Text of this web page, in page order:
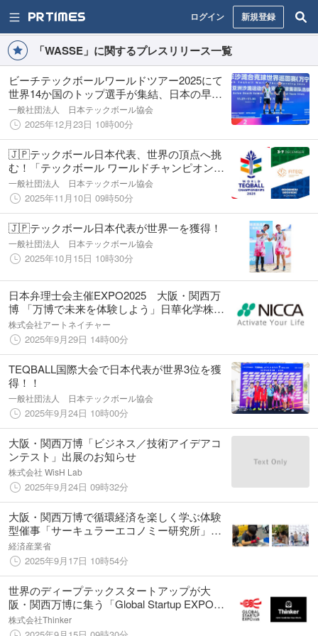
ログイン 新規登録
「WASSE」に関するプレスリリース一覧
ビーチテックボールワールドツアー2025にて
世界14か国のトップ選手が集結、日本の早稲
昭範選手がシングルスカテゴリで世界2位を獲
得！
一般社団法人 日本テックボール協会
2025年12月23日 10時00分
🇯🇵テックボール日本代表、世界の頂点へ挑
む！「テックボール ワールドチャンピオンシ
ップ2025」ルーマニア・オドルヘユセクイエ
スクで開催決定
一般社団法人 日本テックボール協会
2025年11月10日 09時50分
🇯🇵テックボール日本代表が世界一を獲得！
一般社団法人 日本テックボール協会
2025年10月15日 10時30分
日本弁理士会主催EXPO2025 大阪・関西万
博 「万博で未来を体験しよう」日華化学株式
会社様の出展ブースにて同社の繊維加工技術
を応用したヘアウィッグを参考展示
株式会社アートネイチャー
2025年9月29日 14時00分
TEQBALL国際大会で日本代表が世界3位を獲
得！！
一般社団法人 日本テックボール協会
2025年9月24日 10時00分
大阪・関西万博「ビジネス／技術アイデアコ
ンテスト」出展のお知らせ
株式会社 WisH Lab
2025年9月24日 09時32分
大阪・関西万博で循環経済を楽しく学ぶ体験
型催事「サーキュラーエコノミー研究所」の
ステージ・ワークショップコンテンツを発表
経済産業省
2025年9月17日 10時54分
世界のディープテックスタートアップが大
阪・関西万博に集う「Global Startup EXPO
2025」スタートアップショーケース18社に選
定
株式会社Thinker